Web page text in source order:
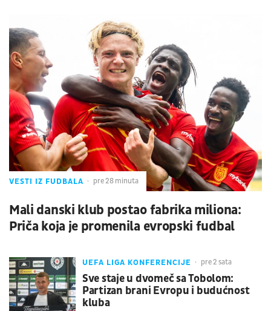
VESTI IZ FUDBALA pre 28 minuta
Mali danski klub postao fabrika miliona:
Priča koja je promenila evropski fudbal
UEFA LIGA KONFERENCIJE pre 2 sata
Sve staje u dvomeč sa Tobolom:
Partizan brani Evropu i budućnost
kluba